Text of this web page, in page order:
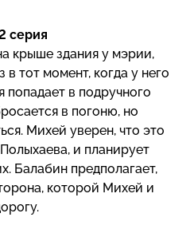
серия
крыше здания у мэрии,
в тот момент, когда у него
попадает в подручного
в погоню, но
Михей уверен, что это
и планирует
Балабин предполагает,
которой Михей и